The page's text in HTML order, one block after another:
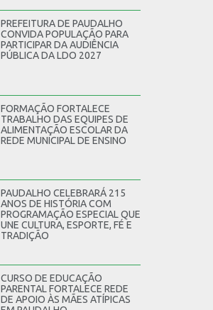
PREFEITURA DE PAUDALHO
CONVIDA POPULAÇÃO PARA
PARTICIPAR DA AUDIÊNCIA
PÚBLICA DA LDO 2027
FORMAÇÃO FORTALECE
TRABALHO DAS EQUIPES DE
ALIMENTAÇÃO ESCOLAR DA
REDE MUNICIPAL DE ENSINO
PAUDALHO CELEBRARÁ 215
ANOS DE HISTÓRIA COM
PROGRAMAÇÃO ESPECIAL QUE
UNE CULTURA, ESPORTE, FÉ E
TRADIÇÃO
CURSO DE EDUCAÇÃO
PARENTAL FORTALECE REDE
DE APOIO ÀS MÃES ATÍPICAS